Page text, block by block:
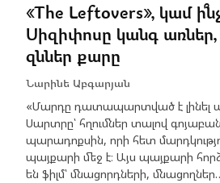
«The Leftovers», կամ
Սիզիփոսը կանգ առներ,
զններ քարը
Նարինե Աբգարյան
«Մարդը դատապարտված է լինել
Սարտրը՝ հղումներ տալով
պարադոքսին, որի հետ
պայքարի մեջ է։ Այս պայքարի
են ֆիլմ՝ մնացորդների,